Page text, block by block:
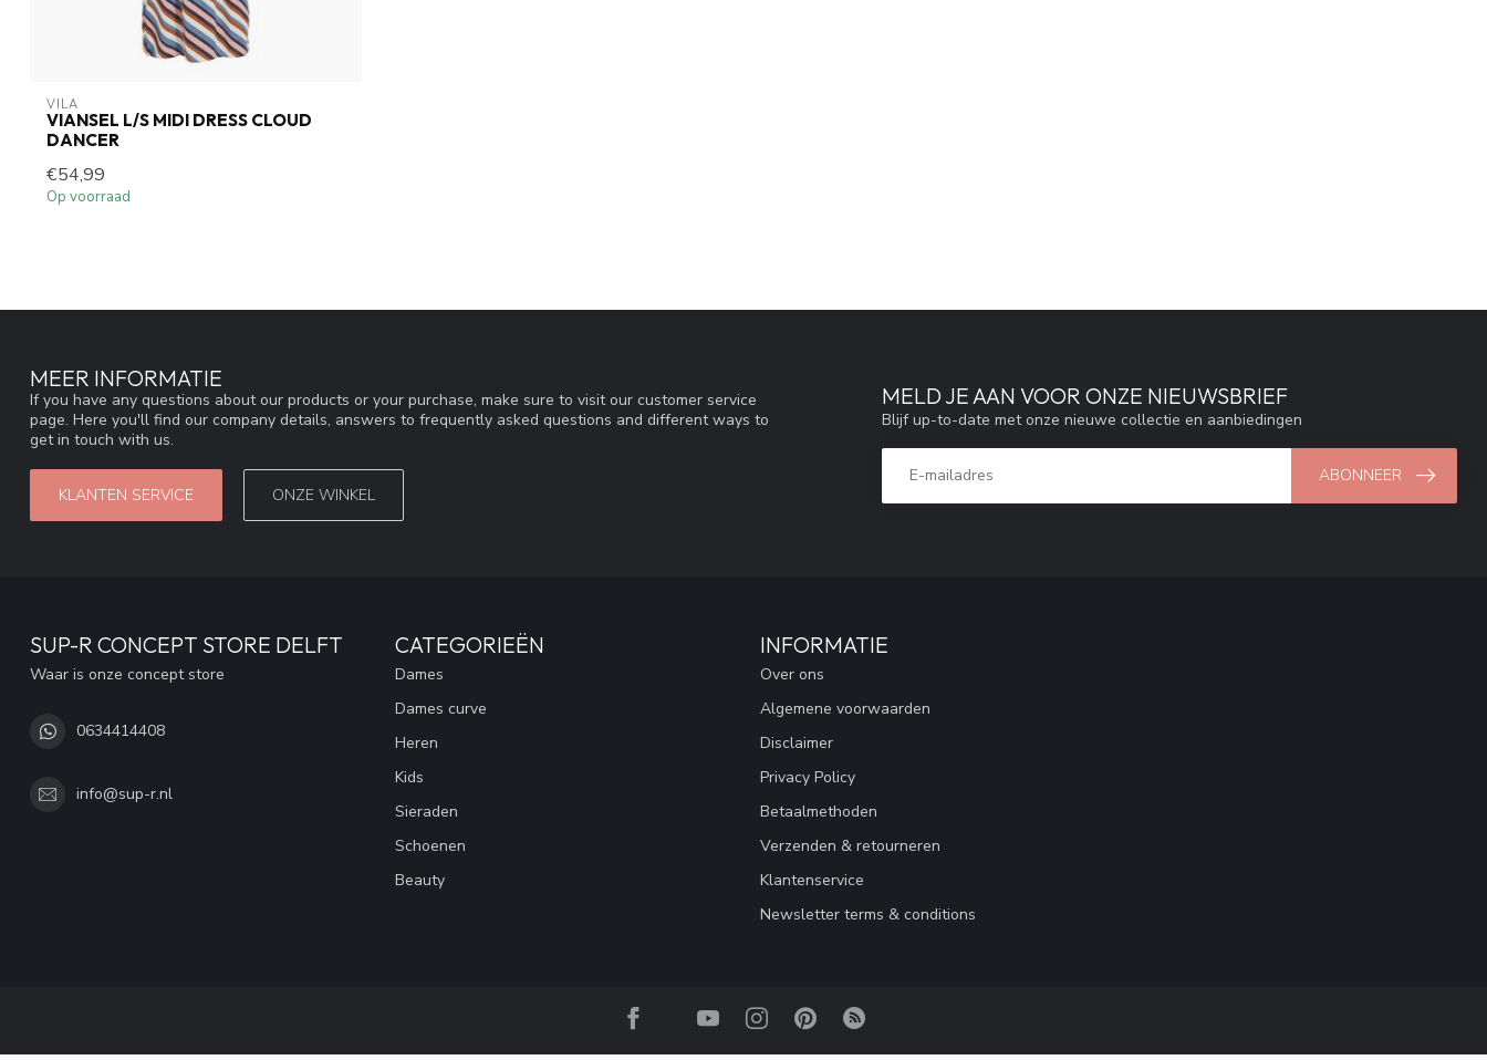
VILA
VIANSEL L/S MIDI DRESS CLOUD
DANCER
€54,99
Op voorraad
MEER INFORMATIE
If you have any questions about our products or your purchase, make sure to visit our customer service
page. Here you'll find our company details, answers to frequently asked questions and different ways to
get in touch with us.
KLANTEN SERVICE ONZE WINKEL
MELD JE AAN VOOR ONZE NIEUWSBRIEF
Blijf up-to-date met onze nieuwe collectie en aanbiedingen
ABONNEER
SUP-R CONCEPT STORE DELFT
Waar is onze concept store
0634414408
info@sup-r.nl
CATEGORIEËN
Dames
Dames curve
Heren
Kids
Sieraden
Schoenen
Beauty
INFORMATIE
Over ons
Algemene voorwaarden
Disclaimer
Privacy Policy
Betaalmethoden
Verzenden & retourneren
Klantenservice
Newsletter terms & conditions